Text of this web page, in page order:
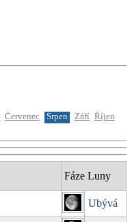
Červenec Srpen Září Říjen
Fáze Luny
Ubývá